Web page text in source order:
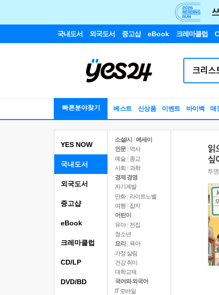
국내도서 외국도서 중고샵 eBook 크레마클럽
빠른분야찾기 베스트 신상품 이벤트 바이백 매
YES NOW
국내도서
소설/시
에세이
인문
역사
예술 | 종교
사회 | 과학
경제 경영
자기계발
만화 | 라이트노벨
여행
잡지
어린이
유아 | 전집
청소년
요리
육아
가정 살림
건강 취미
대학교재
국어와 외국어
IT 모바일
외국도서
중고샵
eBook
크레마클럽
CD/LP
DVD/BD